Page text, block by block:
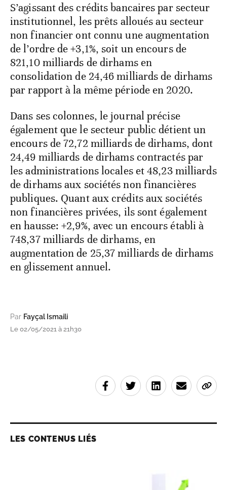
S’agissant des crédits bancaires par secteur
institutionnel, les prêts alloués au secteur
non financier ont connu une augmentation
de l’ordre de +3,1%, soit un encours de
821,10 milliards de dirhams en
consolidation de 24,46 milliards de dirhams
par rapport à la même période en 2020.
Dans ses colonnes, le journal précise
également que le secteur public détient un
encours de 72,72 milliards de dirhams, dont
24,49 milliards de dirhams contractés par
les administrations locales et 48,23 milliards
de dirhams aux sociétés non financières
publiques. Quant aux crédits aux sociétés
non financières privées, ils sont également
en hausse: +2,9%, avec un encours établi à
748,37 milliards de dirhams, en
augmentation de 25,37 milliards de dirhams
en glissement annuel.
Par Fayçal Ismaili
Le 02/05/2021 à 21h30
LES CONTENUS LIÉS